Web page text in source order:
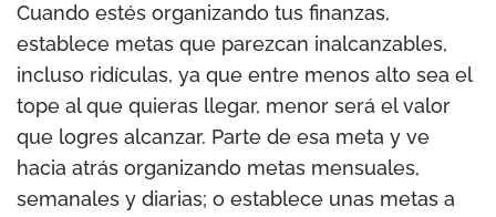
Cuando estés organizando tus finanzas,
establece metas que parezcan inalcanzables,
incluso ridículas, ya que entre menos alto sea el
tope al que quieras llegar, menor será el valor
que logres alcanzar. Parte de esa meta y ve
hacia atrás organizando metas mensuales,
semanales y diarias; o establece unas metas a